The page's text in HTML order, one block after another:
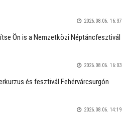
2026.08.06. 16:37
Ön is a Nemzetközi Néptáncfesztivál
2026.08.06. 16:03
és fesztivál Fehérvárcsurgón
2026.08.06. 14:19